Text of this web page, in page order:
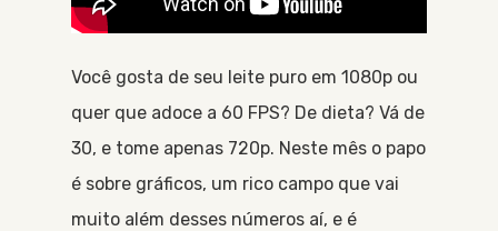
Você gosta de seu leite puro em 1080p ou
quer que adoce a 60 FPS? De dieta? Vá de
30, e tome apenas 720p. Neste mês o papo
é sobre gráficos, um rico campo que vai
muito além desses números aí, e é